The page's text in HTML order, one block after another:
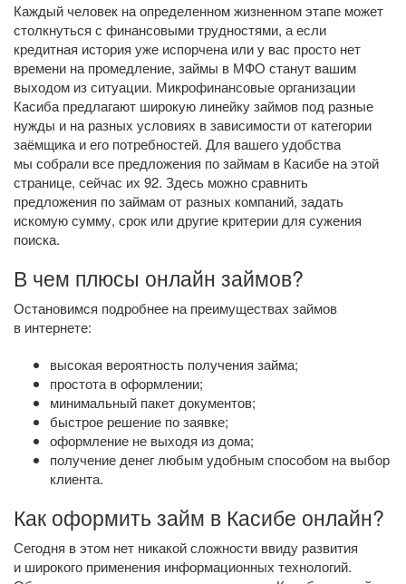
Каждый человек на определенном жизненном этапе может
столкнуться с финансовыми трудностями, а если
кредитная история уже испорчена или у вас просто нет
времени на промедление, займы в МФО станут вашим
выходом из ситуации. Микрофинансовые организации
Касиба предлагают широкую линейку займов под разные
нужды и на разных условиях в зависимости от категории
заёмщика и его потребностей. Для вашего удобства
мы собрали все предложения по займам в Касибе на этой
странице, сейчас их 92. Здесь можно сравнить
предложения по займам от разных компаний, задать
искомую сумму, срок или другие критерии для сужения
поиска.
В чем плюсы онлайн займов?
Остановимся подробнее на преимуществах займов
в интернете:
высокая вероятность получения займа;
простота в оформлении;
минимальный пакет документов;
быстрое решение по заявке;
оформление не выходя из дома;
получение денег любым удобным способом на выбор
клиента.
Как оформить займ в Касибе онлайн?
Сегодня в этом нет никакой сложности ввиду развития
и широкого применения информационных технологий.